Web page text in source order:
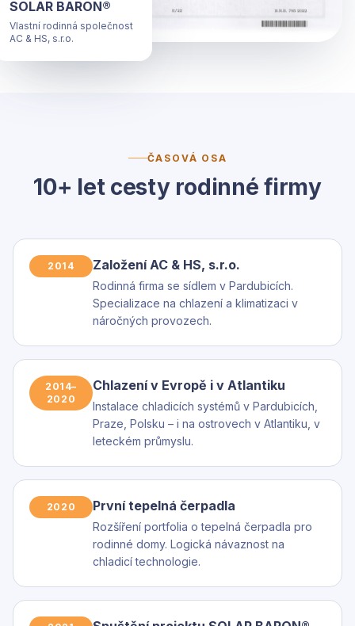
SOLAR BARON®
Vlastní rodinná společnost
AC & HS, s.r.o.
ČASOVÁ OSA
10+ let cesty rodinné firmy
2014 Založení AC & HS, s.r.o.
Rodinná firma se sídlem v Pardubicích.
Specializace na chlazení a klimatizaci v
náročných provozech.
2014–
2020
Chlazení v Evropě i v Atlantiku
Instalace chladicích systémů v Pardubicích,
Praze, Polsku – i na ostrovech v Atlantiku, v
leteckém průmyslu.
2020 První tepelná čerpadla
Rozšíření portfolia o tepelná čerpadla pro
rodinné domy. Logická návaznost na
chladicí technologie.